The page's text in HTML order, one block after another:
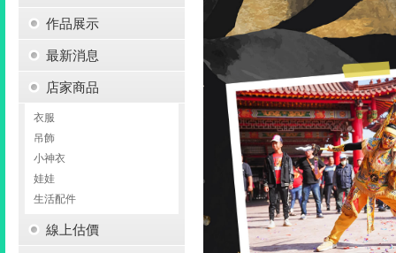
作品展示
最新消息
店家商品
衣服
吊飾
小神衣
娃娃
生活配件
線上估價